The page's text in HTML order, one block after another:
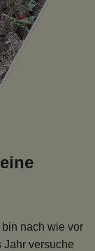
bin nach wie vor
Jahr versuche